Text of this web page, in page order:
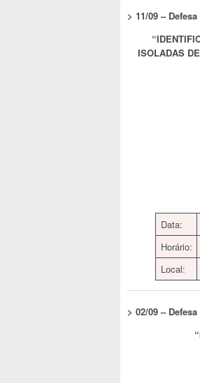
> 11/09 –
“
ISOLADAS
Data:
Horário:
Local:
> 02/09 –
“